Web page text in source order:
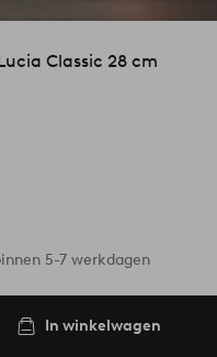
Classic 28 cm
5-7 werkdagen
In winkelwagen